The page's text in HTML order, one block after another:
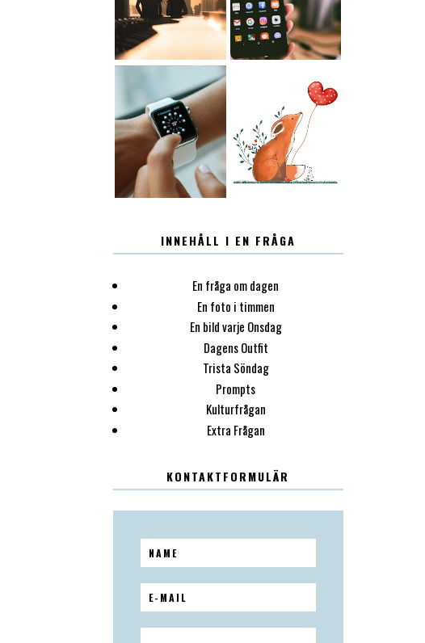
12.30 LUGN
INNEHÅLL I EN FRÅGA
En fråga om dagen
En foto i timmen
En bild varje Onsdag
Dagens Outfit
Trista Söndag
Prompts
Kulturfrågan
Extra Frågan
KONTAKTFORMULÄR